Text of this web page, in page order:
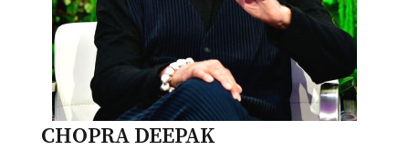
CHOPRA DEEPAK